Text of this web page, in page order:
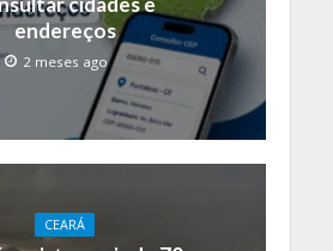
endereços
2 meses ago
CEARÁ